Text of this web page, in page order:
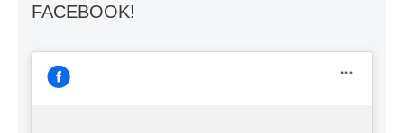
FACEBOOK!